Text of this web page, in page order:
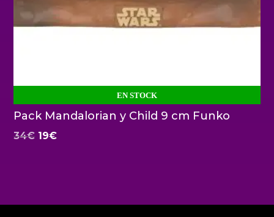
EN STOCK
Pack Mandalorian y Child 9 cm Funko
34€ El
precio
19€El
precio